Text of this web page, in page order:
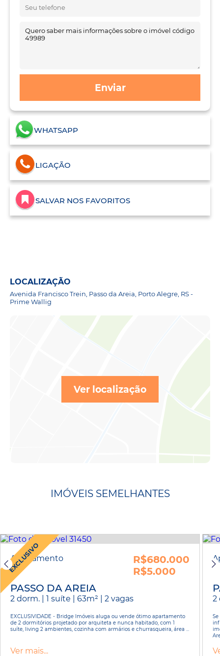
Enviar
WHATSAPP
LIGAÇÃO
SALVAR NOS FAVORITOS
LOCALIZAÇÃO
Avenida Francisco Trein, Passo da Areia, Porto Alegre, RS -
Prime Wallig
Ver localização
IMÓVEIS SEMELHANTES
EXCLUSIVO
Apartamento
R$680.000
R$5.000
PASSO DA AREIA
2 dorm. | 1 suíte | 63m² | 2 vagas
EXCLUSIVIDADE - Bridge Imóveis aluga ou vende ótimo apartamento
de 2 dormitórios projetado por arquiteta e nunca habitado, com 1
suíte, living 2 ambientes, cozinha com armários e churrasqueira, área ...
Ver mais...
2